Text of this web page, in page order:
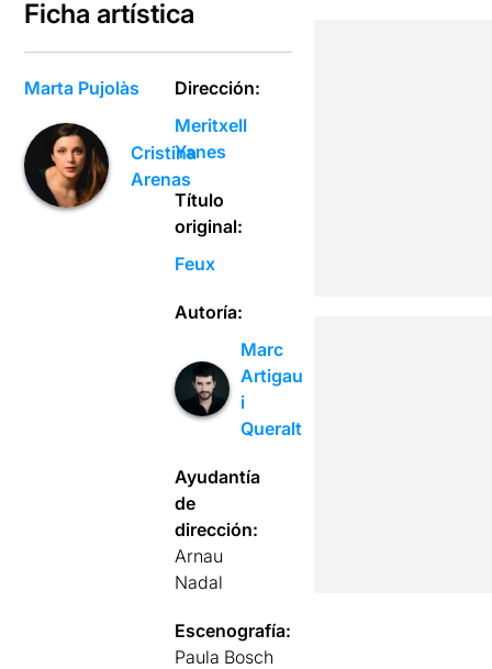
Ficha artística
Marta Pujolàs
Cristina
Arenas
Dirección:
Meritxell
Yanes
Título
original:
Feux
Autoría:
Marc
Artigau
i
Queralt
Ayudantía
de
dirección:
Arnau
Nadal
Escenografía:
Paula Bosch